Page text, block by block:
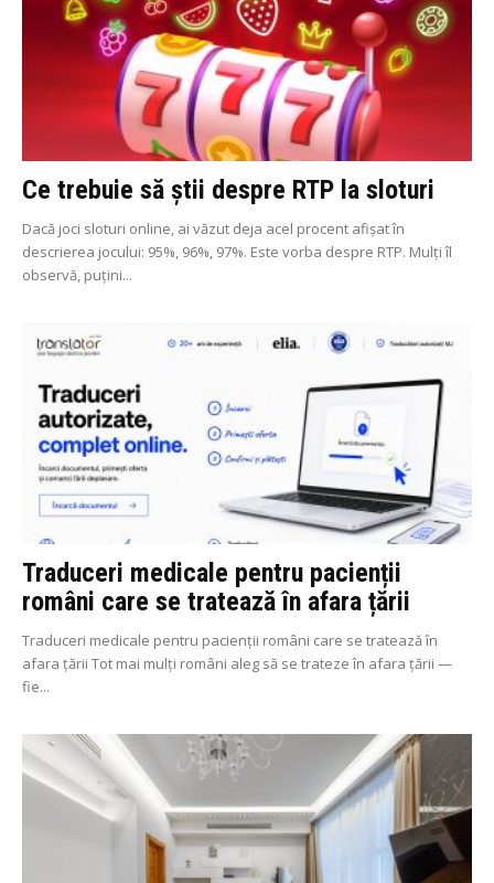
Ce trebuie să știi despre RTP la sloturi
Dacă joci sloturi online, ai văzut deja acel procent afișat în
descrierea jocului: 95%, 96%, 97%. Este vorba despre RTP. Mulți îl
observă, puțini...
Traduceri medicale pentru pacienții
români care se tratează în afara țării
Traduceri medicale pentru pacienții români care se tratează în
afara țării Tot mai mulți români aleg să se trateze în afara țării —
fie...